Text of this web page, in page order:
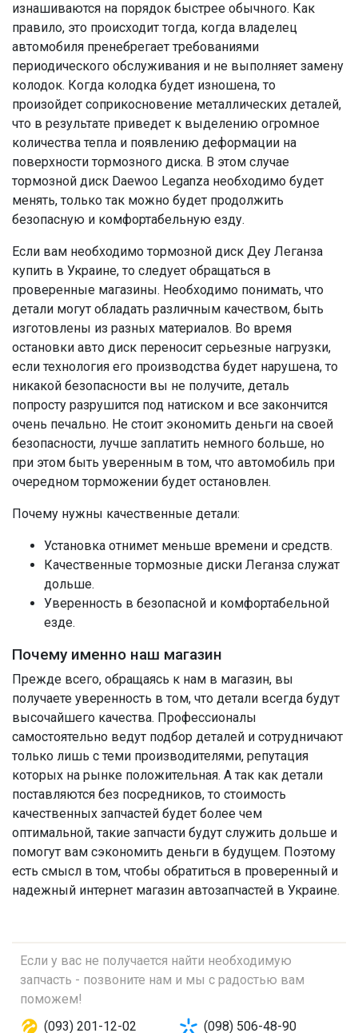
изнашиваются на порядок быстрее обычного. Как
правило, это происходит тогда, когда владелец
автомобиля пренебрегает требованиями
периодического обслуживания и не выполняет замену
колодок. Когда колодка будет изношена, то
произойдет соприкосновение металлических деталей,
что в результате приведет к выделению огромное
количества тепла и появлению деформации на
поверхности тормозного диска. В этом случае
тормозной диск Daewoo Leganza необходимо будет
менять, только так можно будет продолжить
безопасную и комфортабельную езду.
Если вам необходимо тормозной диск Деу Леганза
купить в Украине, то следует обращаться в
проверенные магазины. Необходимо понимать, что
детали могут обладать различным качеством, быть
изготовлены из разных материалов. Во время
остановки авто диск переносит серьезные нагрузки,
если технология его производства будет нарушена, то
никакой безопасности вы не получите, деталь
попросту разрушится под натиском и все закончится
очень печально. Не стоит экономить деньги на своей
безопасности, лучше заплатить немного больше, но
при этом быть уверенным в том, что автомобиль при
очередном торможении будет остановлен.
Почему нужны качественные детали:
Установка отнимет меньше времени и средств.
Качественные тормозные диски Леганза служат
дольше.
Уверенность в безопасной и комфортабельной
езде.
Почему именно наш магазин
Прежде всего, обращаясь к нам в магазин, вы
получаете уверенность в том, что детали всегда будут
высочайшего качества. Профессионалы
самостоятельно ведут подбор деталей и сотрудничают
только лишь с теми производителями, репутация
которых на рынке положительная. А так как детали
поставляются без посредников, то стоимость
качественных запчастей будет более чем
оптимальной, такие запчасти будут служить дольше и
помогут вам сэкономить деньги в будущем. Поэтому
есть смысл в том, чтобы обратиться в проверенный и
надежный интернет магазин автозапчастей в Украине.
Если у вас не получается найти необходимую
запчасть - позвоните нам и мы с радостью вам
поможем!
(093) 201-12-02
(098) 506-48-90